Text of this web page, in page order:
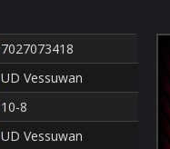
7027073418
UD Vessuwan
10-8
UD Vessuwan